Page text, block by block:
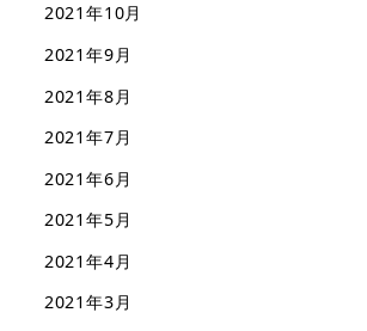
2021年10月
2021年9月
2021年8月
2021年7月
2021年6月
2021年5月
2021年4月
2021年3月